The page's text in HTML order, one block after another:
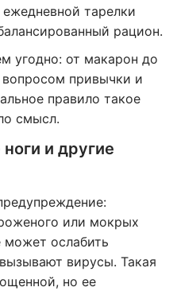
тарелки
рацион.
угодно: от макарон до
привычки и
правило такое
смысл.
и другие
или мокрых
может ослабить
вирусы. Такая
но ее